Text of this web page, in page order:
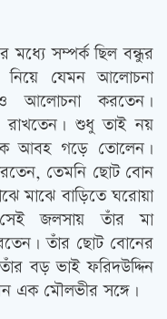
মধ্যে সম্পর্ক ছিল বন্ধুর
নিয়ে যেমন আলোচনা
আলোচনা করতেন।
রাখতেন। শুধু তাই নয়
আবহ গড়ে তোলেন।
তেমনি ছোট বোন
মাঝে বাড়িতে ঘরোয়া
জলসায় তাঁর মা
তাঁর ছোট বোনের
বড় ভাই ফরিদউদ্দিন
এক মৌলভীর সঙ্গে।